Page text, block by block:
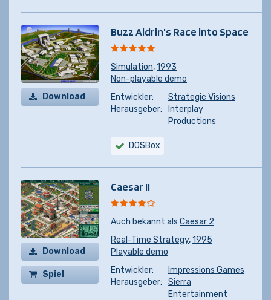
Download
Buzz Aldrin's Race into Space
Simulation,1993
Non-playable demo
Entwickler:
Strategic Visions
Herausgeber:
Interplay
Productions
DOSBox
Download
Spiel
Caesar II
Auch bekannt als Caesar 2
Real-Time Strategy,1995
Playable demo
Entwickler:
Impressions Games
Herausgeber:
Sierra
Entertainment